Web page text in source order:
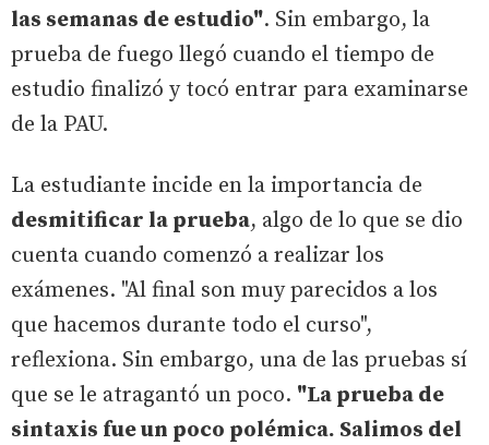
las semanas de estudio". Sin embargo, la
prueba de fuego llegó cuando el tiempo de
estudio finalizó y tocó entrar para examinarse
de la PAU.
La estudiante incide en la importancia de
desmitificar la prueba, algo de lo que se dio
cuenta cuando comenzó a realizar los
exámenes. "Al final son muy parecidos a los
que hacemos durante todo el curso",
reflexiona. Sin embargo, una de las pruebas sí
que se le atragantó un poco. "La prueba de
sintaxis fue un poco polémica. Salimos del